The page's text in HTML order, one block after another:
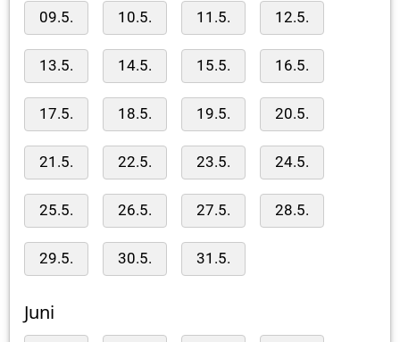
09.5. 10.5. 11.5. 12.5.
13.5. 14.5. 15.5. 16.5.
17.5. 18.5. 19.5. 20.5.
21.5. 22.5. 23.5. 24.5.
25.5. 26.5. 27.5. 28.5.
29.5. 30.5. 31.5.
Juni